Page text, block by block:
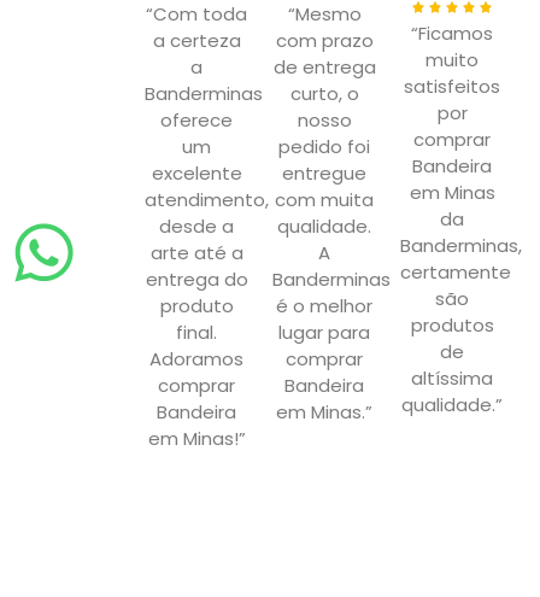
“Com toda
a certeza
a
Banderminas
oferece
um
excelente
atendimento,
desde a
arte até a
entrega do
produto
final.
Adoramos
comprar
Bandeira
em Minas!”
“Mesmo
com prazo
de entrega
curto, o
nosso
pedido foi
entregue
com muita
qualidade.
A
Banderminas
é o melhor
lugar para
comprar
Bandeira
em Minas.”
“Ficamos
muito
satisfeitos
por
comprar
Bandeira
em Minas
da
Banderminas,
certamente
são
produtos
de
altíssima
qualidade.”